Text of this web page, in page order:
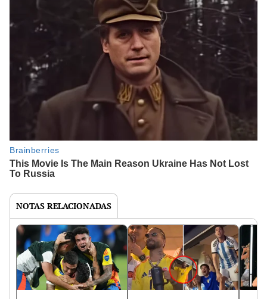
NOTAS RELACIONADAS